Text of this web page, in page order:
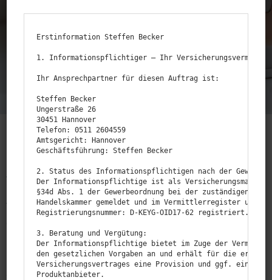
Als Versi­che­rungs­nehmer einer gesetz­lichen
Kranken­kasse sind Sie vielerorts im Vergleich zu
Versi­che­rungs­nehmern einer privaten Kranken­ver­si­
u.U. als Privat­kas­sen­pa­tient bessere Kranken­haus­
leis­tungen, bessere Zimmer und höher­rangige Ärzte
zugestanden werden. Um diesem Leistungs­ge­fälle
Erstinformation Steffen Becker
1. Informationspflichtiger — Ihr
Ihr Ansprechpartner für diesen Auftrag ist:
Steffen Becker
Ungerstraße 26
30451 Hannover
Telefon: 0511 2604559
Amtsgericht: Hannover
Geschäftsführung: Steffen Becker
2. Status des Informationspflichtigen nach der
Der Informationspflichtige ist als Versicherungsmakler
§34d Abs. 1 der Gewerbeordnung bei der zuständigen
Handelskammer gemeldet und im Vermittlerregister unter
Registrierungsnummer: D‑KEYG-OID17-62 registriert.
3. Beratung und Vergütung:
Der Informationspflichtige bietet im Zuge der
den gesetzlichen Vorgaben an und erhält für die
Versicherungsvertrages eine Provision und ggf. eine
Produktanbieter.